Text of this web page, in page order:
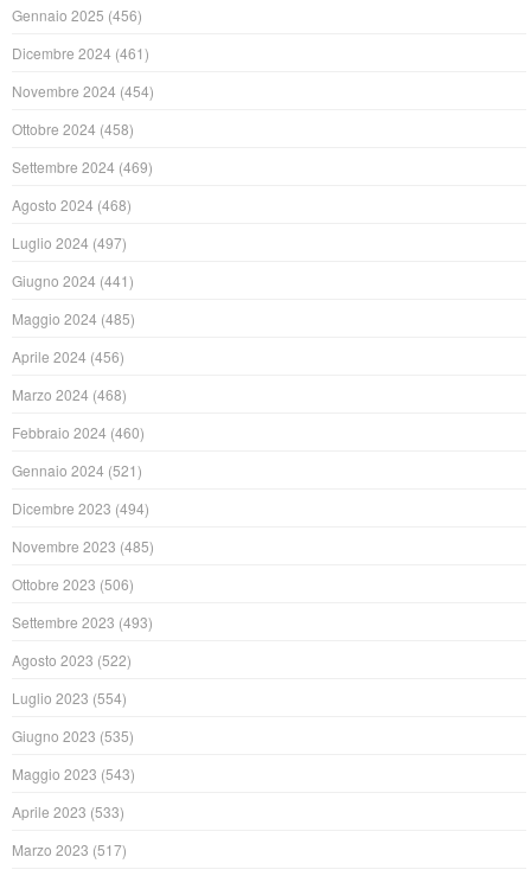
Gennaio 2025 (456)
Dicembre 2024 (461)
Novembre 2024 (454)
Ottobre 2024 (458)
Settembre 2024 (469)
Agosto 2024 (468)
Luglio 2024 (497)
Giugno 2024 (441)
Maggio 2024 (485)
Aprile 2024 (456)
Marzo 2024 (468)
Febbraio 2024 (460)
Gennaio 2024 (521)
Dicembre 2023 (494)
Novembre 2023 (485)
Ottobre 2023 (506)
Settembre 2023 (493)
Agosto 2023 (522)
Luglio 2023 (554)
Giugno 2023 (535)
Maggio 2023 (543)
Aprile 2023 (533)
Marzo 2023 (517)